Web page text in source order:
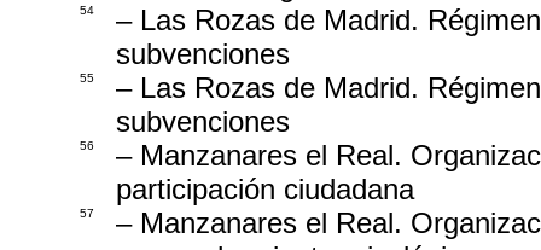
54
– Las Rozas de Madrid.
subvenciones
55
– Las Rozas de Madrid.
subvenciones
56
– Manzanares el Real.
participación ciudadana
57
– Manzanares el Real.